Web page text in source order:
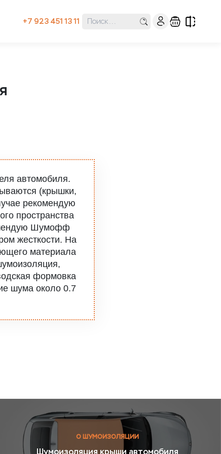
+7 923 451 13 11
автомобиля.
(крышки,
рекомендую
пространства
Шумофф
жесткости. На
материала
формовка
шума около 0.7
О ШУМОИЗОЛЯЦИИ
Шумоизоляция крыши автомобиля